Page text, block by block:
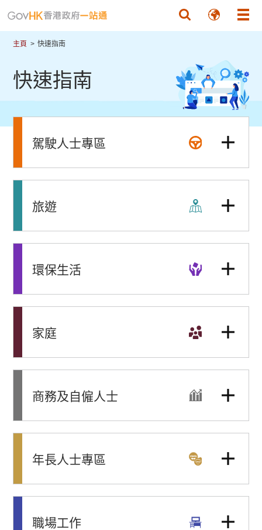
主頁 快速指南
快速指南
駕駛人士專區
旅遊
環保生活
家庭
商務及自僱人士
年長人士專區
職場工作